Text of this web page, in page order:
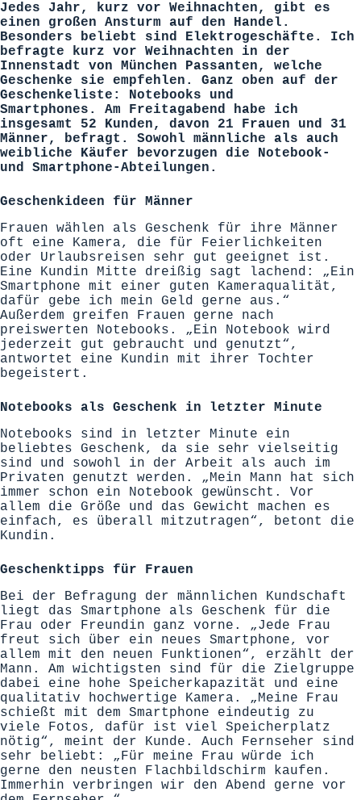
Jedes Jahr, kurz vor Weihnachten, gibt es
einen großen Ansturm auf den Handel.
Besonders beliebt sind Elektrogeschäfte. Ich
befragte kurz vor Weihnachten in der
Innenstadt von München Passanten, welche
Geschenke sie empfehlen. Ganz oben auf der
Geschenkeliste: Notebooks und
Smartphones. Am Freitagabend habe ich
insgesamt 52 Kunden, davon 21 Frauen und 31
Männer, befragt. Sowohl männliche als auch
weibliche Käufer bevorzugen die Notebook-
und Smartphone-Abteilungen.
Geschenkideen für Männer
Frauen wählen als Geschenk für ihre Männer
oft eine Kamera, die für Feierlichkeiten
oder Urlaubsreisen sehr gut geeignet ist.
Eine Kundin Mitte dreißig sagt lachend: „Ein
Smartphone mit einer guten Kameraqualität,
dafür gebe ich mein Geld gerne aus.“
Außerdem greifen Frauen gerne nach
preiswerten Notebooks. „Ein Notebook wird
jederzeit gut gebraucht und genutzt“,
antwortet eine Kundin mit ihrer Tochter
begeistert.
Notebooks als Geschenk in letzter Minute
Notebooks sind in letzter Minute ein
beliebtes Geschenk, da sie sehr vielseitig
sind und sowohl in der Arbeit als auch im
Privaten genutzt werden. „Mein Mann hat sich
immer schon ein Notebook gewünscht. Vor
allem die Größe und das Gewicht machen es
einfach, es überall mitzutragen“, betont die
Kundin.
Geschenktipps für Frauen
Bei der Befragung der männlichen Kundschaft
liegt das Smartphone als Geschenk für die
Frau oder Freundin ganz vorne. „Jede Frau
freut sich über ein neues Smartphone, vor
allem mit den neuen Funktionen“, erzählt der
Mann. Am wichtigsten sind für die Zielgruppe
dabei eine hohe Speicherkapazität und eine
qualitativ hochwertige Kamera. „Meine Frau
schießt mit dem Smartphone eindeutig zu
viele Fotos, dafür ist viel Speicherplatz
nötig“, meint der Kunde. Auch Fernseher sind
sehr beliebt: „Für meine Frau würde ich
gerne den neusten Flachbildschirm kaufen.
Immerhin verbringen wir den Abend gerne vor